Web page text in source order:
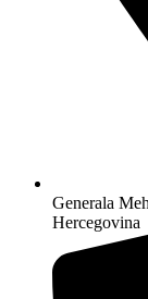
Generala
Hercegovina